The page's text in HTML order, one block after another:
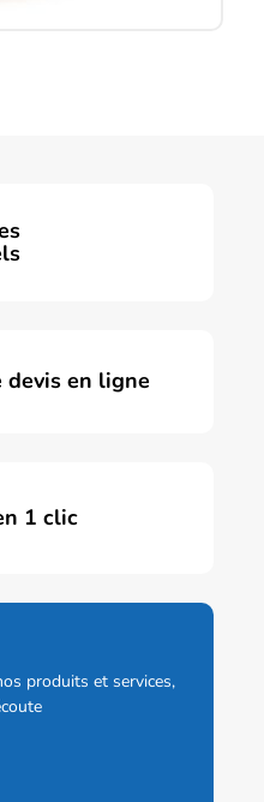
devis en ligne
1 clic
produits et services,